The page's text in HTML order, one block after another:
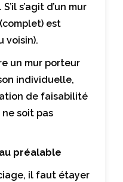
s’agit d’un mur
est
voisin).
un mur porteur
individuelle,
de faisabilité
soit pas
préalable
il faut étayer